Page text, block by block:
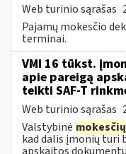
Web turinio sąrašas
Pajamų mokesčio
terminai.
VMI 16 tūkst.
apie pareigą
teikti SAF-T
Web turinio sąrašas
Valstybinė mokesčių
kad dalis įmonių turi
apskaitos